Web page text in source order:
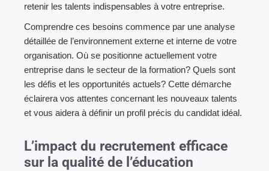
retenir les talents indispensables à votre entreprise.
Comprendre ces besoins commence par une analyse
détaillée de l’environnement externe et interne de votre
organisation. Où se positionne actuellement votre
entreprise dans le secteur de la formation? Quels sont
les défis et les opportunités actuels? Cette démarche
éclairera vos attentes concernant les nouveaux talents
et vous aidera à définir un profil précis du candidat idéal.
L’impact du recrutement efficace
sur la qualité de l’éducation